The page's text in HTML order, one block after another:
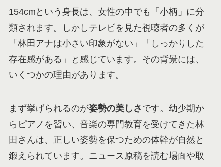
154cmという身長は、女性の中でも「小柄」に分
類されます。しかしテレビを見た視聴者の多くが
「林田アナは小さい印象がない」「しっかりした
存在感がある」と感じています。その背景には、
いくつかの理由があります。
まず挙げられるのが姿勢の美しさ です。幼少期か
らピアノを習い、音楽の専門教育を受けてきた林
田さんは、正しい姿勢を保つための体幹が自然と
鍛えられています。ニュース原稿を読む場面や取